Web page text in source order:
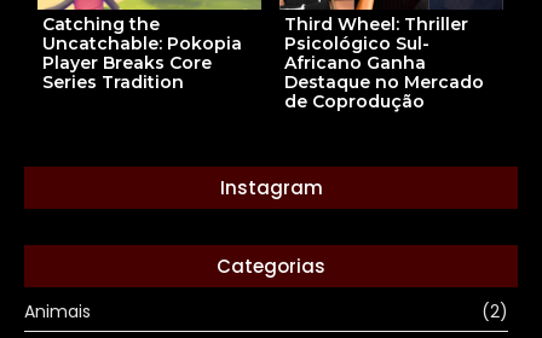
Third Wheel: Thriller
Psicológico Sul-
Africano Ganha
Destaque no Mercado
de Coprodução
Catching the
Uncatchable: Pokopia
Player Breaks Core
Series Tradition
Instagram
Categorias
Animais
(2)